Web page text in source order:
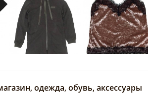
одежда, обувь, аксессуары